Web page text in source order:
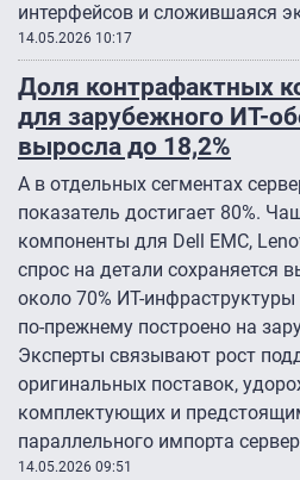
интерфейсов и сложившаяся
14.05.2026 10:17
Доля контрафактных
для зарубежного ИТ-
выросла до 18,2%
А в отдельных сегментах
показатель достигает 80%.
компоненты для Dell EMC,
спрос на детали сохраняется
около 70% ИТ-
по-прежнему построено на
Эксперты связывают рост
оригинальных поставок,
комплектующих и
параллельного импорта
14.05.2026 09:51